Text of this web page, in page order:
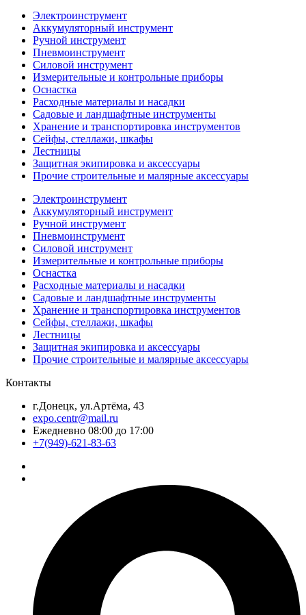
Электроинструмент
Аккумуляторный инструмент
Ручной инструмент
Пневмоинструмент
Силовой инструмент
Измерительные и контрольные приборы
Оснастка
Расходные материалы и насадки
Садовые и ландшафтные инструменты
Хранение и транспортировка инструментов
Сейфы, стеллажи, шкафы
Лестницы
Защитная экипировка и аксессуары
Прочие строительные и малярные аксессуары
Электроинструмент
Аккумуляторный инструмент
Ручной инструмент
Пневмоинструмент
Силовой инструмент
Измерительные и контрольные приборы
Оснастка
Расходные материалы и насадки
Садовые и ландшафтные инструменты
Хранение и транспортировка инструментов
Сейфы, стеллажи, шкафы
Лестницы
Защитная экипировка и аксессуары
Прочие строительные и малярные аксессуары
Контакты
г.Донецк, ул.Артёма, 43
expo.centr@mail.ru
Ежедневно 08:00 до 17:00
+7(949)-621-83-63